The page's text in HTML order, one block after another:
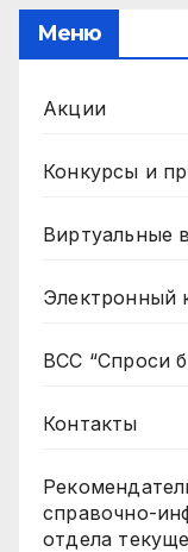
Меню
Акции
Конкурсы и
Виртуальные
Электронный
ВСС “Спроси
Контакты
справочно-
отдела